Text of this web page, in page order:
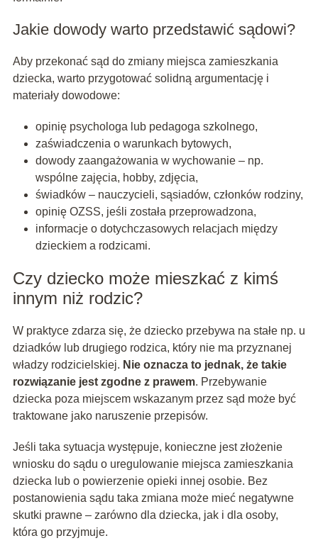
Jakie dowody warto przedstawić sądowi?
Aby przekonać sąd do zmiany miejsca zamieszkania
dziecka, warto przygotować solidną argumentację i
materiały dowodowe:
opinię psychologa lub pedagoga szkolnego,
zaświadczenia o warunkach bytowych,
dowody zaangażowania w wychowanie – np.
wspólne zajęcia, hobby, zdjęcia,
świadków – nauczycieli, sąsiadów, członków rodziny,
opinię OZSS, jeśli została przeprowadzona,
informacje o dotychczasowych relacjach między
dzieckiem a rodzicami.
Czy dziecko może mieszkać z kimś
innym niż rodzic?
W praktyce zdarza się, że dziecko przebywa na stałe np. u
dziadków lub drugiego rodzica, który nie ma przyznanej
władzy rodzicielskiej. Nie oznacza to jednak, że takie
rozwiązanie jest zgodne z prawem. Przebywanie
dziecka poza miejscem wskazanym przez sąd może być
traktowane jako naruszenie przepisów.
Jeśli taka sytuacja występuje, konieczne jest złożenie
wniosku do sądu o uregulowanie miejsca zamieszkania
dziecka lub o powierzenie opieki innej osobie. Bez
postanowienia sądu taka zmiana może mieć negatywne
skutki prawne – zarówno dla dziecka, jak i dla osoby,
która go przyjmuje.